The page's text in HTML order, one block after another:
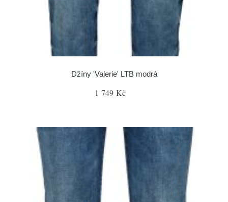
Džíny 'Valerie' LTB modrá
1 749 Kč